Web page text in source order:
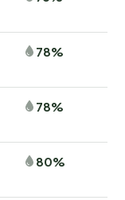
78%
78%
80%